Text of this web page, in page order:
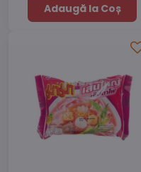
Adaugă la Coș